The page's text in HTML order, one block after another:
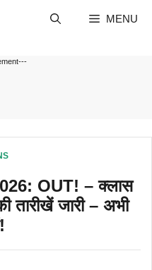
MENU
OUT! – क्लास
तारीखें जारी – अभी